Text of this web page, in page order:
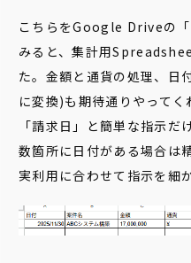
こちらをGoogle Driveの
みると、集計用
た。金額と通貨の処理、日
に変換)も期待通りやってく
「請求日」と簡単な指示
数箇所に日付がある場合は
実利用に合わせて指示を細